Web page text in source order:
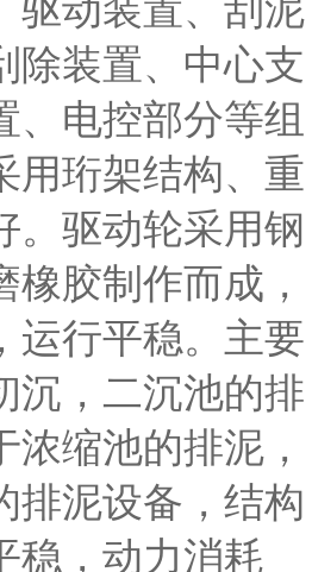
驱动装置、刮泥
除装置、中心支
、电控部分等组
用珩架结构、重
。驱动轮采用钢
橡胶制作而成，
运行平稳。主要
沉，二沉池的排
浓缩池的排泥，
排泥设备，结构
稳，动力消耗